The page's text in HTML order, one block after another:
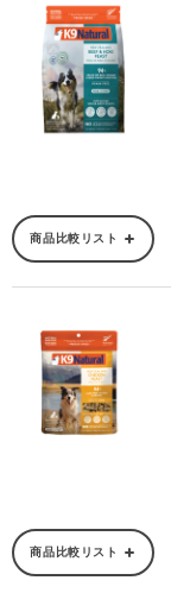
商品比較リスト
商品比較リスト